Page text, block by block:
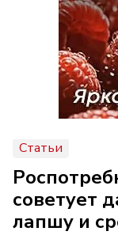
Статьи
советует
лапшу и